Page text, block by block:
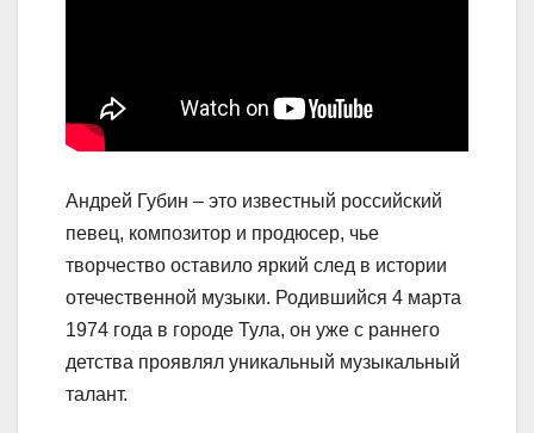
Андрей Губин – это известный российский
певец, композитор и продюсер, чье
творчество оставило яркий след в истории
отечественной музыки. Родившийся 4 марта
1974 года в городе Тула, он уже с раннего
детства проявлял уникальный музыкальный
талант.